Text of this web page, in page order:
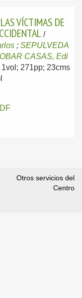
VÍCTIMAS DE
/
; SEPULVEDA
CASAS, Edi
1vol; 271pp; 23cms
Otros servicios del
Centro